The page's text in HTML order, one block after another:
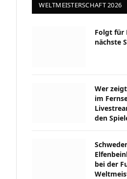
WELTMEISTERSCHAFT 2026
Folgt für
nächste
Wer
im
den
bei der